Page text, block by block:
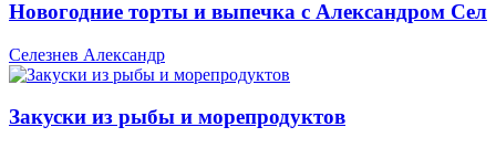
Новогодние торты и выпечка с Александром
Селезнев Александр
Закуски из рыбы и морепродуктов